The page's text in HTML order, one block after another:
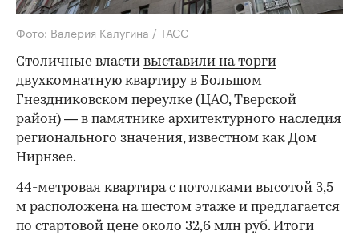
Фото: Валерия Калугина / ТАСС
Столичные власти выставили на торги
двухкомнатную квартиру в Большом
Гнездниковском переулке (ЦАО, Тверской
район) — в памятнике архитектурного наследия
регионального значения, известном как Дом
Нирнзее.
44-метровая квартира с потолками высотой 3,5
м расположена на шестом этаже и предлагается
по стартовой цене около 32,6 млн руб. Итоги